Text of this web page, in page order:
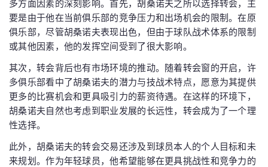
多方面因素的深刻影响。首先，胡桑诺夫之所以选择转会，主
要是由于他在当前俱乐部的竞争压力和出场机会的限制。在原
俱乐部，尽管胡桑诺夫表现出色，但由于球队战术体系的限制
或其他因素，他的发挥空间受到了很大影响。
其次，转会背后也有市场环境的推动。随着转会窗的开启，许
多俱乐部看中了胡桑诺夫的潜力与技战术特点，愿意为其提供
更多的比赛机会和更具吸引力的薪资待遇。在这样的环境下，
胡桑诺夫自然也考虑到职业发展的长远性，转会成为了一个理
性选择。
此外，胡桑诺夫的转会交易还涉及到球员本人的个人目标和未
来规划。作为年轻球员，他希望能够在更具挑战性和竞争力的